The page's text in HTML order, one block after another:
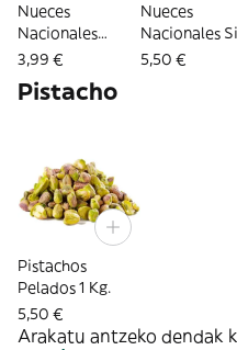
Nueces
Nacionales
Peladas 250 Gr.
3,99 €
Nueces
Nacionales
Pelar 1 Kg.
5,50 €
Pistacho
Pistachos
Pelados 1 Kg.
5,50 €
Arakatu antzeko dendak